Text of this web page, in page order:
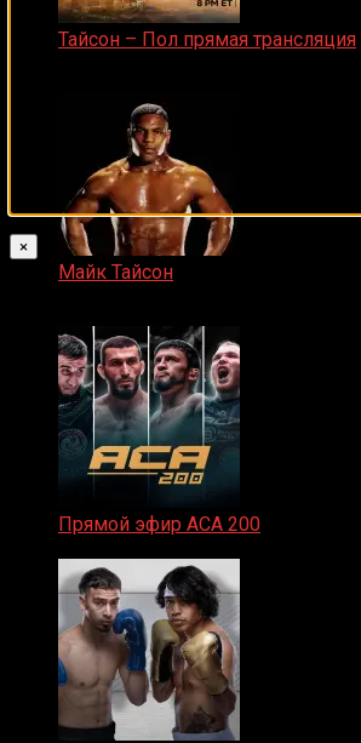
Тайсон – Пол прямая трансляция
Майк Тайсон
Прямой эфир ACA 200
×